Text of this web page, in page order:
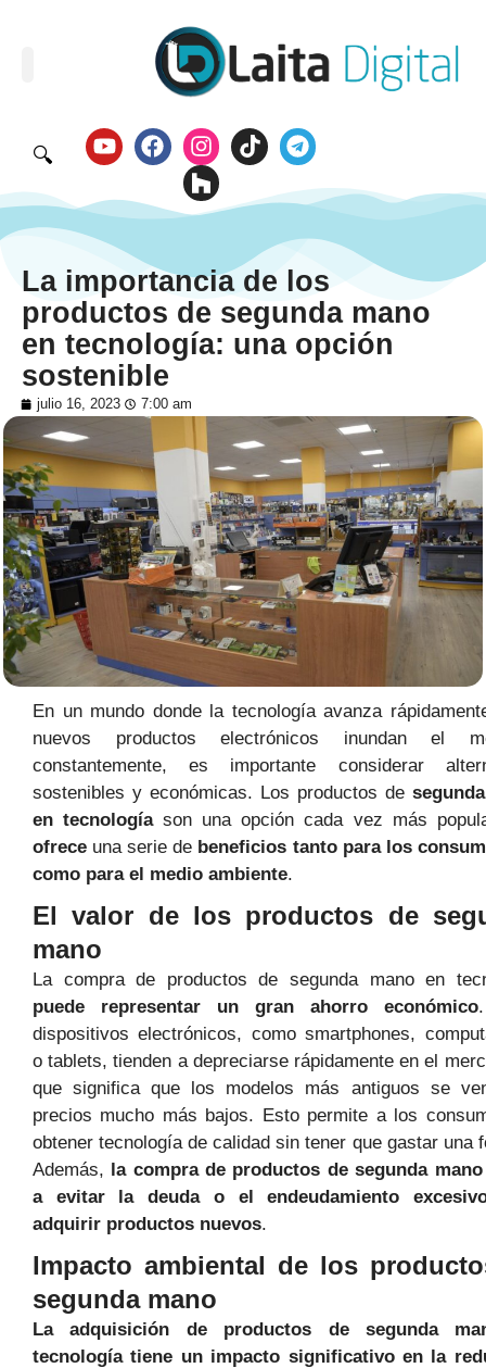
🔍
La importancia de los
productos de segunda mano
en tecnología: una opción
sostenible
julio 16, 2023 7:00 am
En un mundo donde la tecnología avanza
nuevos productos electrónicos inundan el
constantemente, es importante considerar
sostenibles y económicas. Los productos de
en tecnologíason una opción cada vez más
ofrece una serie de beneficios tanto para los
como para el medio ambiente.
El valor de los productos de
mano
La compra de productos de segunda mano en
puede representar un gran ahorro económico
dispositivos electrónicos, como smartphones,
o tablets, tienden a depreciarse rápidamente en el
que significa que los modelos más antiguos se
precios mucho más bajos. Esto permite a los
obtener tecnología de calidad sin tener que gastar una
Además, la compra de productos de segunda mano
a evitar la deuda o el endeudamiento
adquirir productos nuevos.
Impacto ambiental de los
segunda mano
La adquisición de productos de segunda
tecnología tiene un impacto significativo en la